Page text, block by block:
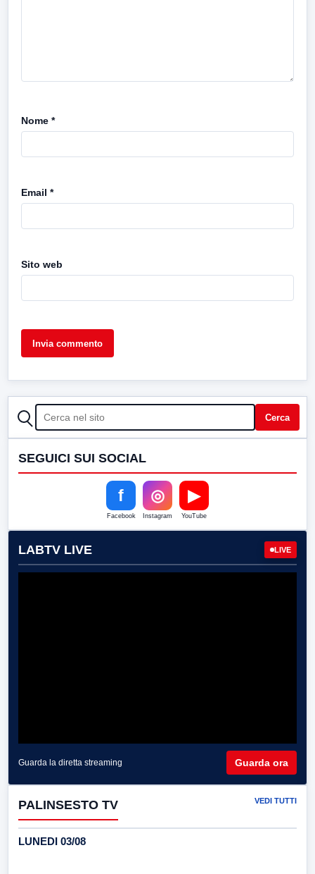
Nome *
Email *
Sito web
CERCA Cerca
SEGUICI SUI SOCIAL
f
Facebook
◎
Instagram
▶
YouTube
LABTV LIVE LIVE
Guarda la diretta streaming Guarda ora
PALINSESTO TV VEDI TUTTI
LUNEDI 03/08